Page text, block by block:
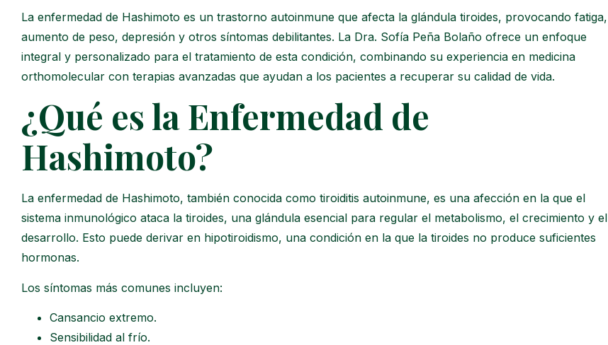
La enfermedad de Hashimoto es un trastorno autoinmune que afecta la glándula tiroides, provocando fatiga,
aumento de peso, depresión y otros síntomas debilitantes. La Dra. Sofía Peña Bolaño ofrece un enfoque
integral y personalizado para el tratamiento de esta condición, combinando su experiencia en medicina
orthomolecular con terapias avanzadas que ayudan a los pacientes a recuperar su calidad de vida.
¿Qué es la Enfermedad de
Hashimoto?
La enfermedad de Hashimoto, también conocida como tiroiditis autoinmune, es una afección en la que el
sistema inmunológico ataca la tiroides, una glándula esencial para regular el metabolismo, el crecimiento y el
desarrollo. Esto puede derivar en hipotiroidismo, una condición en la que la tiroides no produce suficientes
hormonas.
Los síntomas más comunes incluyen:
Cansancio extremo.
Sensibilidad al frío.